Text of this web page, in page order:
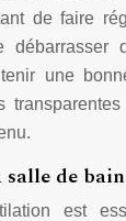
de faire
débarrasser
une
de bain
est